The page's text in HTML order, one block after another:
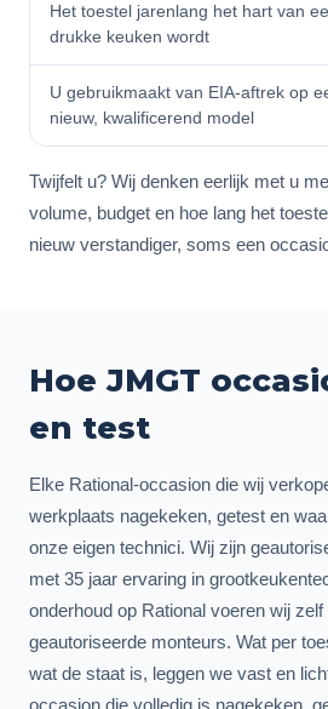
Het toestel jarenlang het hart van
drukke keuken wordt
U gebruikmaakt van EIA-aftrek op
nieuw, kwalificerend model
Twijfelt u? Wij denken eerlijk met u
volume, budget en hoe lang het
nieuw verstandiger, soms een
Hoe JMGT
en test
Elke Rational-occasion die wij
werkplaats nagekeken, getest en
onze eigen technici. Wij zijn
met 35 jaar ervaring in
onderhoud op Rational voeren wij
geautoriseerde monteurs. Wat per
wat de staat is, leggen we vast en
occasion die volledig is nagekeken,